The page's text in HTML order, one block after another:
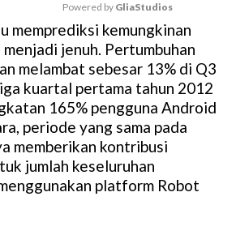
M
u
t
e
Powered by GliaStudios
memprediksi kemungkinan
menjadi jenuh. Pertumbuhan
melambat sebesar 13% di Q3
kuartal pertama tahun 2012
165% pengguna Android
periode yang sama pada
memberikan kontribusi
jumlah keseluruhan
platform Robot